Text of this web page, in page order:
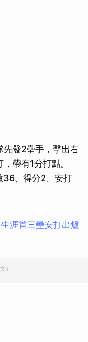
先發2壘手，擊出右
帶有1分打點。
36、得分2、安打
涯首三壘安打出爐
）